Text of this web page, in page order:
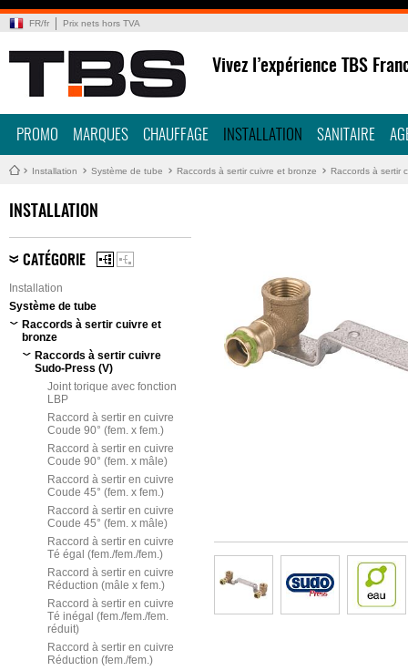
FR/fr Prix nets hors TVA
Vivez l’expérience TBS
PROMO MARQUES CHAUFFAGE INSTALLATION SANITAIRE
Installation Système de tube Raccords à sertir cuivre et bronze Raccords à sertir
INSTALLATION
CATÉGORIE
Installation
Système de tube
Raccords à sertir cuivre et
bronze
Raccords à sertir cuivre
Sudo-Press (V)
Joint torique avec fonction
LBP
Raccord à sertir en cuivre
Coude 90° (fem. x fem.)
Raccord à sertir en cuivre
Coude 90° (fem. x mâle)
Raccord à sertir en cuivre
Coude 45° (fem. x fem.)
Raccord à sertir en cuivre
Coude 45° (fem. x mâle)
Raccord à sertir en cuivre
Té égal (fem./fem./fem.)
Raccord à sertir en cuivre
Réduction (mâle x fem.)
Raccord à sertir en cuivre
Té inégal (fem./fem./fem.
réduit)
Raccord à sertir en cuivre
Réduction (fem./fem.)